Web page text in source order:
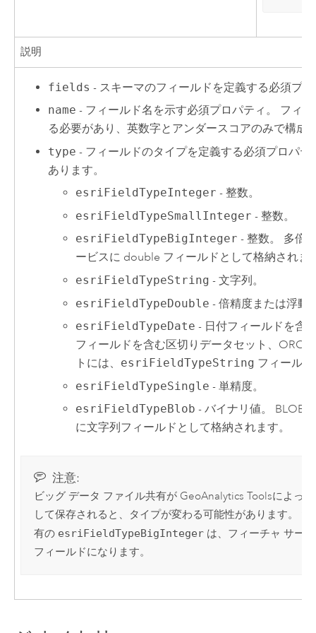
説明
fields - スキーマのフィールドを定義する必須プ
name - フィールド名を示す必須プロパティ。 フィ
る必要があり、英数字とアンダースコアのみで構成
type - フィールドのタイプを定義する必須プロパ
あります。
esriFieldTypeInteger - 整数。
esriFieldTypeSmallInteger - 整数。
esriFieldTypeBigInteger - 整数。 多倍
ービスに double フィールドとして格納されま
esriFieldTypeString - 文字列。
esriFieldTypeDouble - 倍精度または浮動
esriFieldTypeDate - 日付フィールドを含
フィールドを含む区切りデータセット、ORC
トには、 esriFieldTypeString フィール
esriFieldTypeSingle - 単精度。
esriFieldTypeBlob - バイナリ値。 BLOB
に文字列フィールドとして格納されます。
注意:
ビッグ データ ファイル共有が GeoAnalytics Toolsによっ
して保存されると、タイプが変わる可能性があります。
有の esriFieldTypeBigIntegerは、フィーチャ サー
フィールドになります。